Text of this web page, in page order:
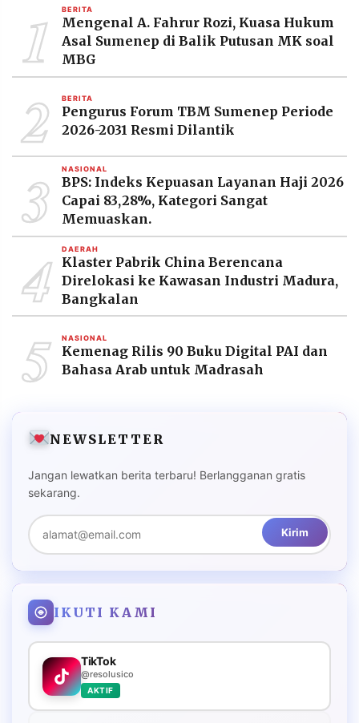
1 BERITA
Mengenal A. Fahrur Rozi, Kuasa Hukum
Asal Sumenep di Balik Putusan MK soal
MBG
2 BERITA
Pengurus Forum TBM Sumenep Periode
2026-2031 Resmi Dilantik
3 NASIONAL
BPS: Indeks Kepuasan Layanan Haji 2026
Capai 83,28%, Kategori Sangat
Memuaskan.
4 DAERAH
Klaster Pabrik China Berencana
Direlokasi ke Kawasan Industri Madura,
Bangkalan
5 NASIONAL
Kemenag Rilis 90 Buku Digital PAI dan
Bahasa Arab untuk Madrasah
NEWSLETTER
Jangan lewatkan berita terbaru! Berlangganan gratis
sekarang.
Kirim
IKUTI KAMI
TikTok
@resolusico
AKTIF